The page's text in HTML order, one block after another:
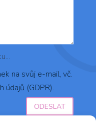
na svůj e-mail, vč.
údajů (GDPR).
ODESLAT